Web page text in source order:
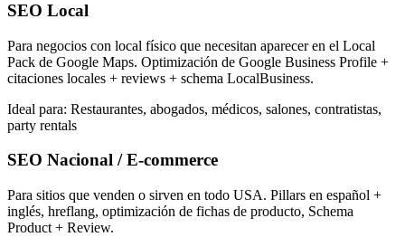
SEO Local
Para negocios con local físico que necesitan aparecer en el Local
Pack de Google Maps. Optimización de Google Business Profile +
citaciones locales + reviews + schema LocalBusiness.
Ideal para: Restaurantes, abogados, médicos, salones, contratistas,
party rentals
SEO Nacional / E-commerce
Para sitios que venden o sirven en todo USA. Pillars en español +
inglés, hreflang, optimización de fichas de producto, Schema
Product + Review.